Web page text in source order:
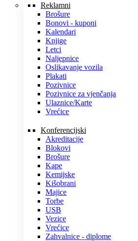
Reklamni
Brošure
Bonovi - kuponi
Kalendari
Knjige
Letci
Naljepnice
Oslikavanje vozila
Plakati
Pozivnice
Pozivnice za vjenčanja
Ulaznice/Karte
Vrećice
Konferencijski
Akreditacije
Blokovi
Brošure
Kape
Kemijske
Kišobrani
Majice
Torbe
USB
Vezice
Vrećice
Zahvalnice - diplome